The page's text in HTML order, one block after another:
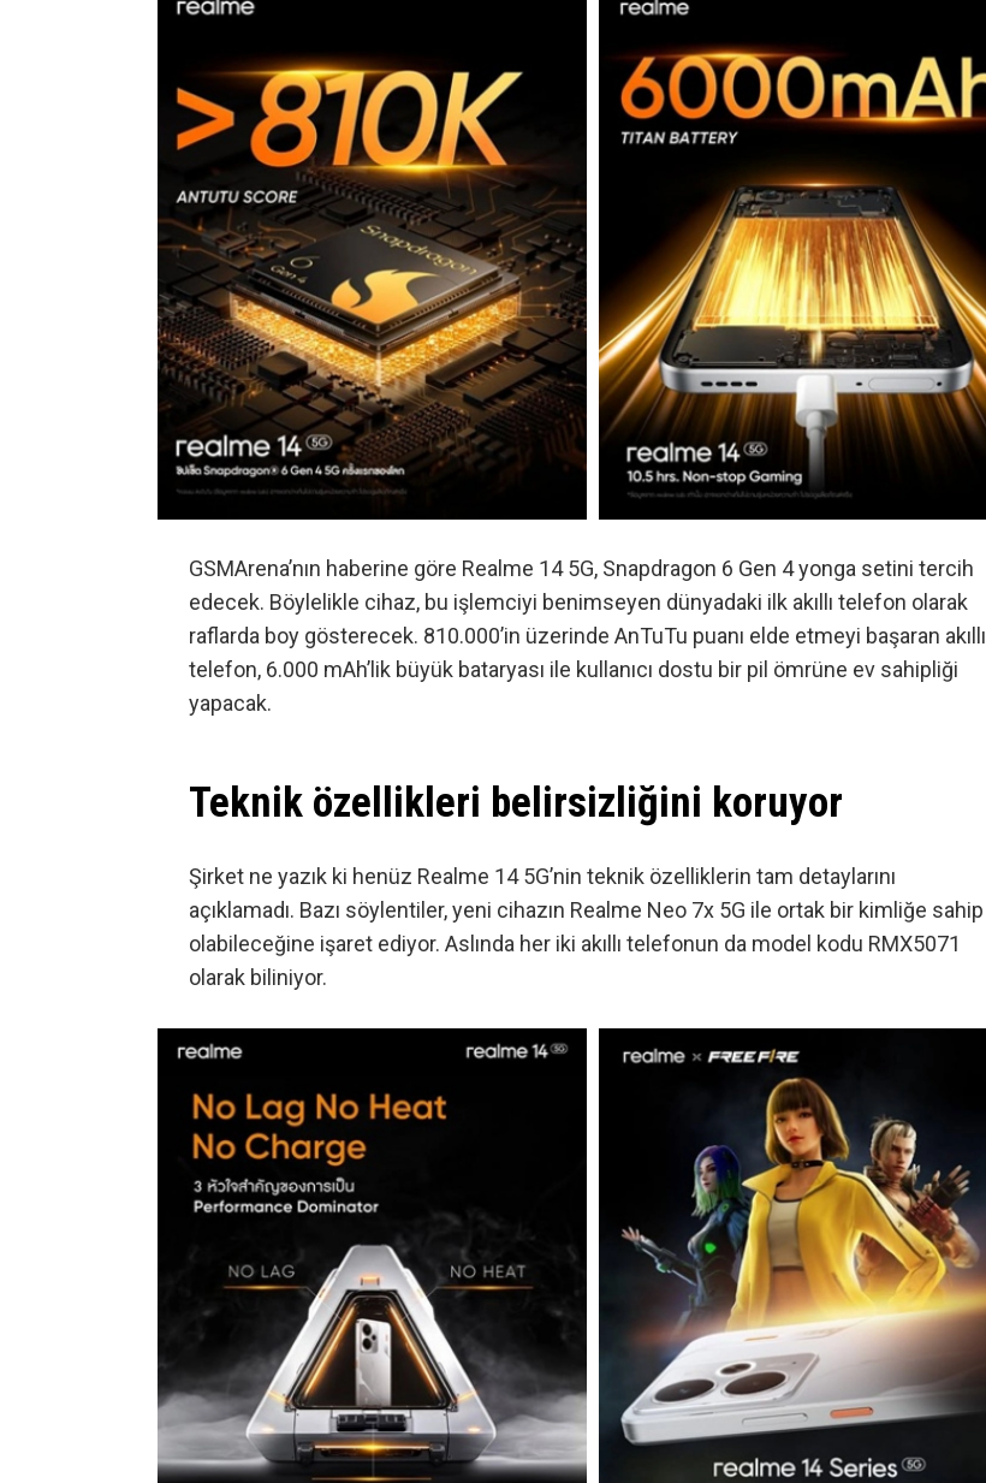
GSMArena’nın haberine göre Realme 14 5G, Snapdragon 6 Gen 4 yonga setini tercih
edecek. Böylelikle cihaz, bu işlemciyi benimseyen dünyadaki ilk akıllı telefon olarak
raflarda boy gösterecek. 810.000’in üzerinde AnTuTu puanı elde etmeyi başaran akıllı
telefon, 6.000 mAh’lik büyük bataryası ile kullanıcı dostu bir pil ömrüne ev sahipliği
yapacak.
Teknik özellikleri belirsizliğini koruyor
Şirket ne yazık ki henüz Realme 14 5G’nin teknik özelliklerin tam detaylarını
açıklamadı. Bazı söylentiler, yeni cihazın Realme Neo 7x 5G ile ortak bir kimliğe sahip
olabileceğine işaret ediyor. Aslında her iki akıllı telefonun da model kodu RMX5071
olarak biliniyor.